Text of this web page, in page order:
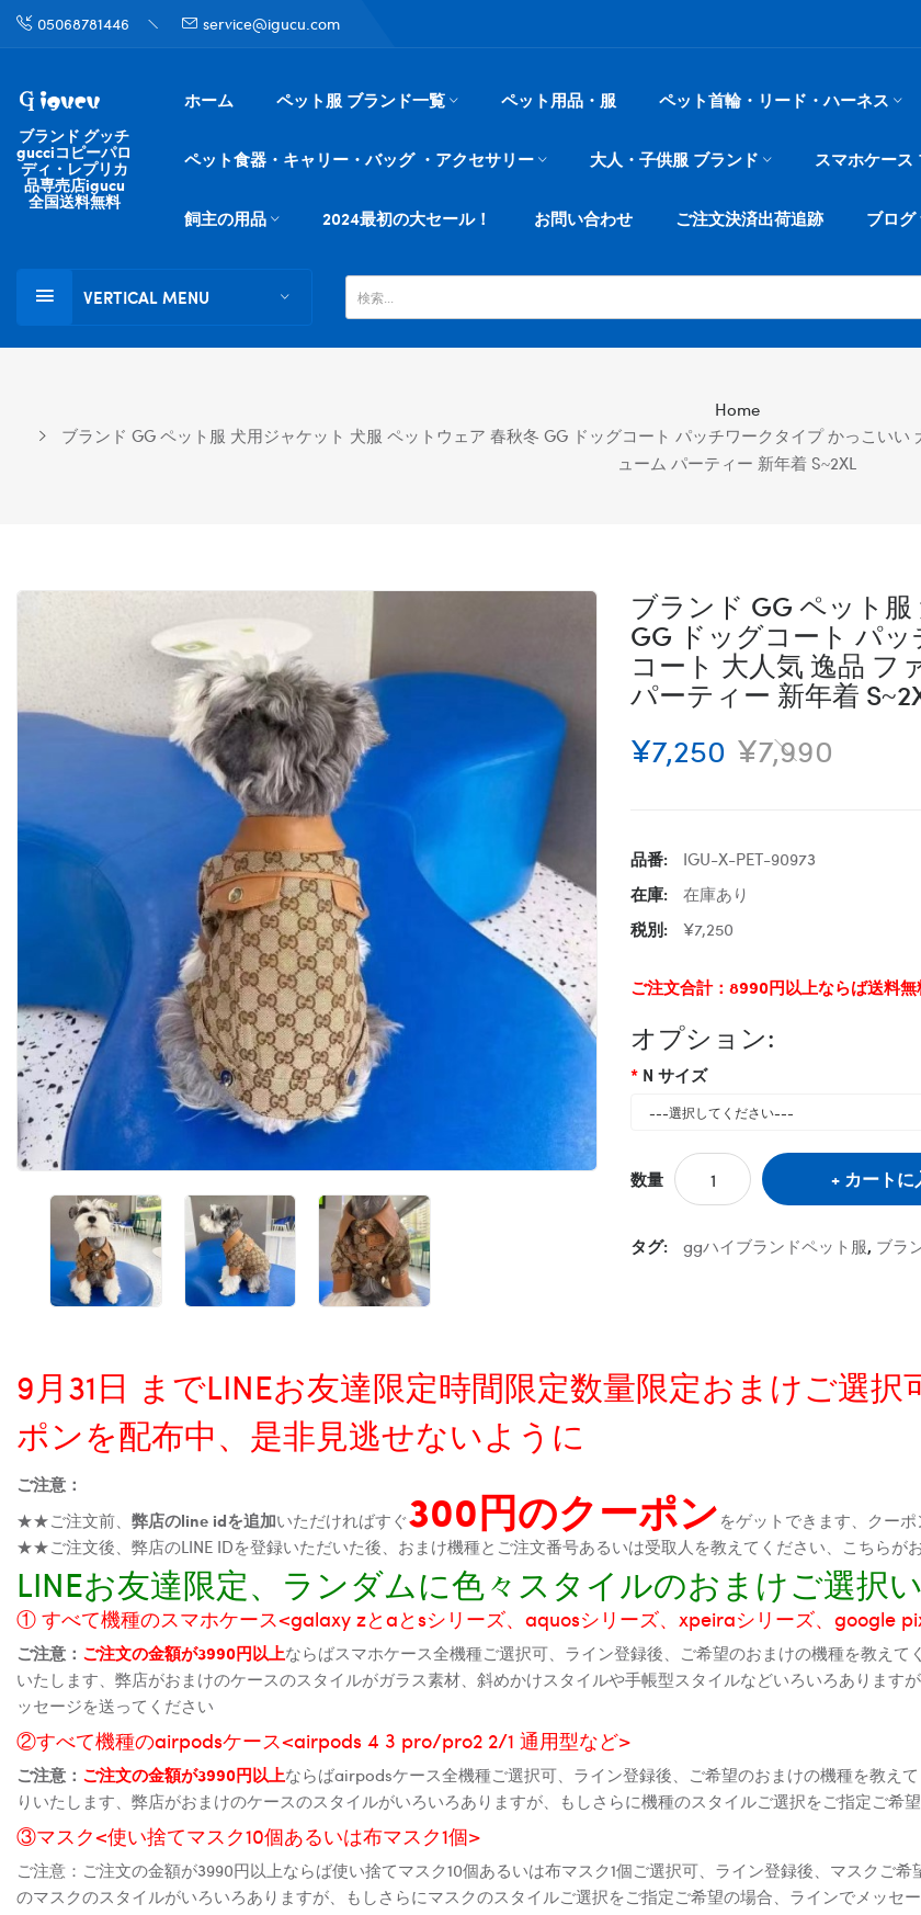
05068781446 service@igucu.com
ブランド グッチ
gucciコピーパロ
ディ・レプリカ
品専売店igucu
全国送料無料
ホーム ペット服 ブランド一覧 ペット用品・服 ペット首輪・リード・ハーネス
ペット食器・キャリー・バッグ ・アクセサリー 大人・子供服 ブランド スマホケース
飼主の用品 2024最初の大セール！ お問い合わせ ご注文決済出荷追跡 ブログ
VERTICAL MENU
Home
ブランド GG ペット服 犬用ジャケット 犬服 ペットウェア 春秋冬 GG ドッグコート パッチワークタイプ かっこい
ューム パーティー 新年着 S~2XL
ブランド GG ペット
GG ドッグコート パ
コート 大人気 逸品 フ
パーティー 新年着
¥7,250 ¥7,990
品番:
IGU-X-PET-90973
在庫:
在庫あり
税別:
¥7,250
ご注文合計：8990円以上ならば送料
オプション:
N サイズ
数量 カートに
タグ: ggハイブランドペット服, ブラ
9月31日 までLINEお友達限定時間限定数量限定おまけご選
ポンを配布中、是非見逃せないように
ご注意：
★★ご注文前、 弊店のline idを追加いただければすぐ300円のクーポンをゲットできます、クー
★★ご注文後、弊店のLINE IDを登録いただいた後、おまけ機種とご注文番号あるいは受取人を教えてください、こちらが
LINEお友達限定、ランダムに色々スタイルのおまけご選択
① すべて機種のスマホケース<galaxy zとaとsシリーズ、aquosシリーズ、xpeiraシリーズ、google
ご注意： ご注文の金額が3990円以上ならばスマホケース全機種ご選択可、ライン登録後、ご希望のおまけの機種を教え
いたします、弊店がおまけのケースのスタイルがガラス素材、斜めかけスタイルや手帳型スタイルなどいろいろあります
ッセージを送ってください
②すべて機種のairpodsケース<airpods 4 3 pro/pro2 2/1 通用型など>
ご注意： ご注文の金額が3990円以上ならばairpodsケース全機種ご選択可、ライン登録後、ご希望のおまけの機種を教え
りいたします、弊店がおまけのケースのスタイルがいろいろありますが、もしさらに機種のスタイルご選択をご指定ご希
③マスク<使い捨てマスク10個あるいは布マスク1個>
ご注意：ご注文の金額が3990円以上ならば使い捨てマスク10個あるいは布マスク1個ご選択可、ライン登録後、マスクご
のマスクのスタイルがいろいろありますが、もしさらにマスクのスタイルご選択をご指定ご希望の場合、ラインでメッセ